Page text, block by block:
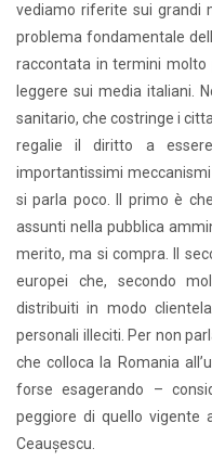
vediamo riferite sui grandi
problema fondamentale
raccontata in termini molto
leggere sui media italiani.
sanitario, che costringe i
regalie il diritto a
importantissimi
si parla poco. Il primo è
assunti nella pubblica
merito, ma si compra. Il
europei che, secondo
distribuiti in modo
personali illeciti. Per non
che colloca la Romania
forse esagerando –
peggiore di quello vigente
Ceaușescu.